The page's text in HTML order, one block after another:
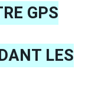
GPS
LES